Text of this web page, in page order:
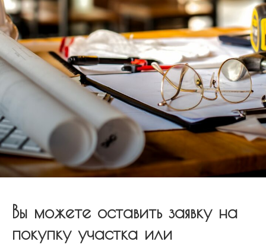
Вы можете оставить заявку на
покупку участка или